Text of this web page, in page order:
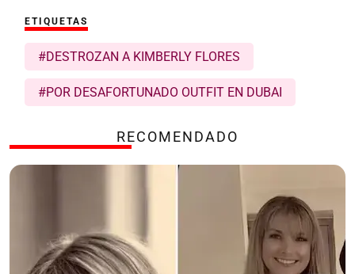
ETIQUETAS
#DESTROZAN A KIMBERLY FLORES
#POR DESAFORTUNADO OUTFIT EN DUBAI
RECOMENDADO